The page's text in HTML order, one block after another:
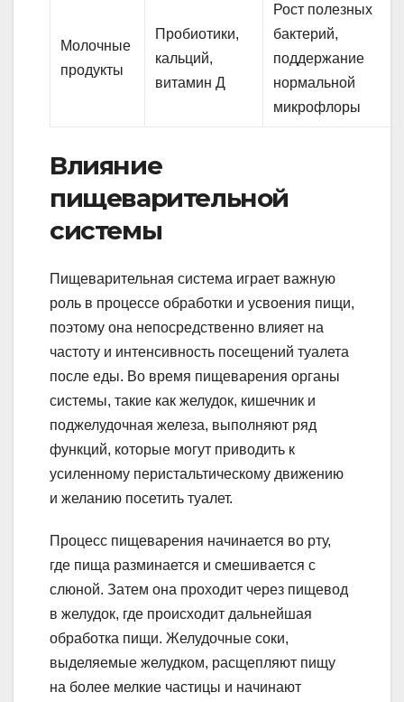
Молочные
продукты
Пробиотики,
кальций,
витамин Д
Рост полезных
бактерий,
поддержание
нормальной
микрофлоры
Влияние
пищеварительной
системы
Пищеварительная система играет важную
роль в процессе обработки и усвоения пищи,
поэтому она непосредственно влияет на
частоту и интенсивность посещений туалета
после еды. Во время пищеварения органы
системы, такие как желудок, кишечник и
поджелудочная железа, выполняют ряд
функций, которые могут приводить к
усиленному перистальтическому движению
и желанию посетить туалет.
Процесс пищеварения начинается во рту,
где пища разминается и смешивается с
слюной. Затем она проходит через пищевод
в желудок, где происходит дальнейшая
обработка пищи. Желудочные соки,
выделяемые желудком, расщепляют пищу
на более мелкие частицы и начинают